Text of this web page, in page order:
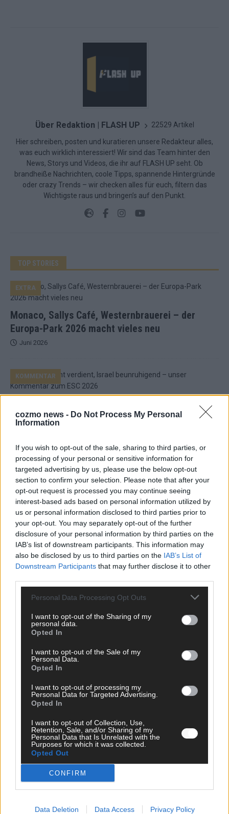
cozmo news - Do Not Process My Personal
Information
If you wish to opt-out of the sale, sharing to third parties, or
processing of your personal or sensitive information for
targeted advertising by us, please use the below opt-out
section to confirm your selection. Please note that after your
opt-out request is processed you may continue seeing
interest-based ads based on personal information utilized by
us or personal information disclosed to third parties prior to
your opt-out. You may separately opt-out of the further
disclosure of your personal information by third parties on the
IAB’s list of downstream participants. This information may
also be disclosed by us to third parties on the IAB’s List of
Downstream Participants that may further disclose it to other
Personal Data Processing Opt Outs
I want to opt-out of the Sharing of my
personal data.
Opted In
I want to opt-out of the Sale of my
Personal Data.
Opted In
I want to opt-out of processing my
Personal Data for Targeted Advertising.
Opted In
I want to opt-out of Collection, Use,
Retention, Sale, and/or Sharing of my
Personal Data that Is Unrelated with the
Purposes for which it was collected.
Opted Out
CONFIRM
Data Deletion Data Access Privacy Policy
Über Redaktion | FLASH UP 22529 Artikel
Hier schreiben, posten und kuratieren unsere Redakteur alles,
was euch wirklich interessiert! Wir sind das Team hinter den
News, Storys und Videos, die ihr auf FLASH UP seht. Ob
brandheiße Nachrichten, coole Tipps, spannende Hintergründe
oder crazy Trends – wir checken alles für euch, filtern das
Wichtigste raus und bringen’s auf den Punkt.
TOP STORIES
Monaco, Sallys Café, Westernbrauerei – der
Europa-Park 2026 macht vieles neu
EXTRA
Juni 2026
DARA gewinnt verdient, Israel beunruhigend –
unser Kommentar zum ESC 2026
KOMMENTAR
KOMMENTAR
ESC-Finale morgen: Finnland Favorit, Australien
aufgestiegen – alle 25 Acts im Kurzcheck
Mai 2026
KOMMENTAR
JJ hat den Abend gerettet – der Rest des ESC-Halbfinales
war solide, aber kein Feuerwerk
Mai 2026
EXTRA
ESC-Halbfinale 2: Das sagen die Wettquoten – vier sicher,
Mai 2026
KOMMENTAR
Wer zahlt, steht im Finale – ist das beim ESC wirklich fair?
Mai 2026
Abend in Bildern
Mai 2026